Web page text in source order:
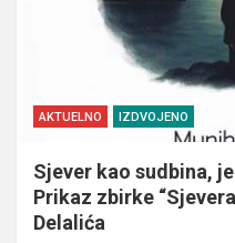
AKTUELNO IZDVOJENO
Sjever kao sudbina,
Prikaz zbirke
Delalića